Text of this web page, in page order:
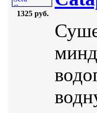
1325 руб.